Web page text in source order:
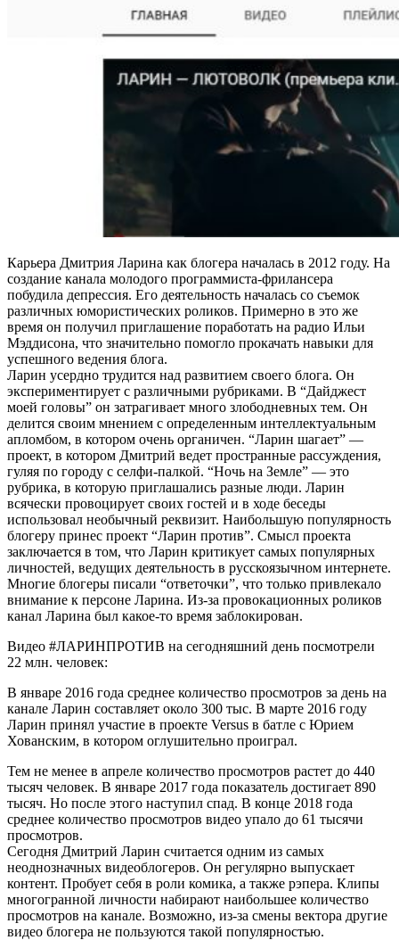
Карьера Дмитрия Ларина как блогера началась в 2012 году. На
создание канала молодого программиста-фрилансера
побудила депрессия. Его деятельность началась со съемок
различных юмористических роликов. Примерно в это же
время он получил приглашение поработать на радио Ильи
Мэддисона, что значительно помогло прокачать навыки для
успешного ведения блога.
Ларин усердно трудится над развитием своего блога. Он
экспериментирует с различными рубриками. В “Дайджест
моей головы” он затрагивает много злободневных тем. Он
делится своим мнением с определенным интеллектуальным
апломбом, в котором очень органичен. “Ларин шагает” —
проект, в котором Дмитрий ведет пространные рассуждения,
гуляя по городу с селфи-палкой. “Ночь на Земле” — это
рубрика, в которую приглашались разные люди. Ларин
всячески провоцирует своих гостей и в ходе беседы
использовал необычный реквизит. Наибольшую популярность
блогеру принес проект “Ларин против”. Смысл проекта
заключается в том, что Ларин критикует самых популярных
личностей, ведущих деятельность в русскоязычном интернете.
Многие блогеры писали “ответочки”, что только привлекало
внимание к персоне Ларина. Из-за провокационных роликов
канал Ларина был какое-то время заблокирован.
Видео #ЛАРИНПРОТИВ на сегодняшний день посмотрели
22 млн. человек:
В январе 2016 года среднее количество просмотров за день на
канале Ларин составляет около 300 тыс. В марте 2016 году
Ларин принял участие в проекте Versus в батле с Юрием
Хованским, в котором оглушительно проиграл.
Тем не менее в апреле количество просмотров растет до 440
тысяч человек. В январе 2017 года показатель достигает 890
тысяч. Но после этого наступил спад. В конце 2018 года
среднее количество просмотров видео упало до 61 тысячи
просмотров.
Сегодня Дмитрий Ларин считается одним из самых
неоднозначных видеоблогеров. Он регулярно выпускает
контент. Пробует себя в роли комика, а также рэпера. Клипы
многогранной личности набирают наибольшее количество
просмотров на канале. Возможно, из-за смены вектора другие
видео блогера не пользуются такой популярностью.